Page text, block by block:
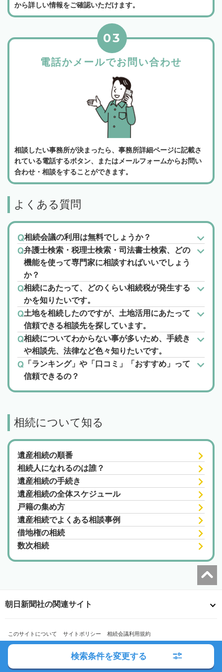
から詳しい情報をご確認いただけます。
電話かメールでお問い合わせ
03
相談したい事務所が決まったら、事務所詳細ページに記載さ
れている電話するボタン、またはメールフォームからお問い
合わせ・相談をすることができます。
よくある質問
相続会議の利用は無料でしょうか？
弁護士検索・税理士検索・司法書士検索、どの
機能を使って専門家に相談すればいいでしょう
か？
相続にあたって、どのくらい相続税が発生する
かを知りたいです。
土地を相続したのですが、土地活用にあたって
信頼できる相談先を探しています。
相続についてわからない事が多いため、手続き
や相談先、法律など色々知りたいです。
「ランキング」や「口コミ」「おすすめ」って
信頼できるの？
相続について知る
遺産相続の順番
相続人になれるのは誰？
遺産相続の手続き
遺産相続の全体スケジュール
戸籍の集め方
遺産相続でよくある相談事例
借地権の相続
数次相続
検索条件を変更する
朝日新聞社の関連サイト
このサイトについて サイトポリシー 相続会議利用規約
相続会議プライバシーポリシー
お問い合わせ